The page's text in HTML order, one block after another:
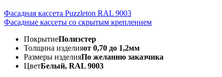
Фасадная кассета Puzzleton RAL 9003
Фасадные кассеты со скрытым креплением
ПокрытиеПолиэстер
Толщина изделияот 0,70 до 1,2мм
Размеры изделияПо желанию заказчика
ЦветБелый, RAL 9003